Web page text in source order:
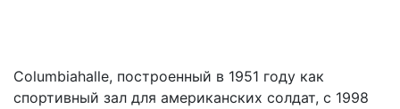
Columbiahalle, построенный в 1951 году как
спортивный зал для американских солдат, с 1998